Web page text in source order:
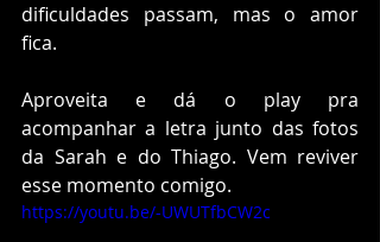
dificuldades passam, mas o amor
fica.
Aproveita e dá o play pra
acompanhar a letra junto das fotos
da Sarah e do Thiago. Vem reviver
esse momento comigo.
https://youtu.be/-UWUTfbCW2c